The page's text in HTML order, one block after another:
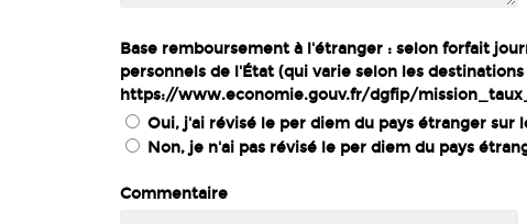
Base remboursement à l'étranger : selon forfait
personnels de l'État (qui varie selon les
https://www.economie.gouv.fr/dgfip/
Oui, j'ai révisé le per diem du pays étranger sur
Non, je n'ai pas révisé le per diem du pays
Commentaire